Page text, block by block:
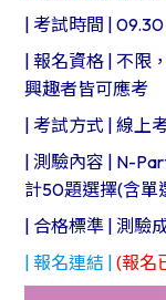
| 考試時間 |
| 報名資格 | 不
興趣者皆可應考
| 考試方式 | 線
| 測驗內容 | N-
計50題選擇(含單
| 合格標準 | 測
| 報名連結 |(報名